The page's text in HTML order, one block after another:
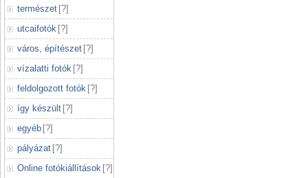
természet [?]
utcaifotók [?]
város, építészet [?]
vízalatti fotók [?]
feldolgozott fotók [?]
így készült [?]
egyéb [?]
pályázat [?]
Online fotókiállítások [?]